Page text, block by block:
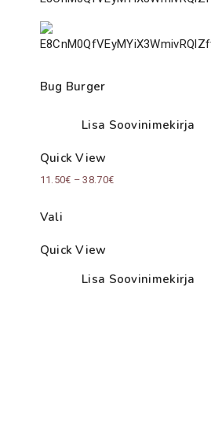
Bug Burger
Lisa Soovinimekirja
Quick View
11.50€ – 38.70€Price
Vali
Quick View
Lisa Soovinimekirja